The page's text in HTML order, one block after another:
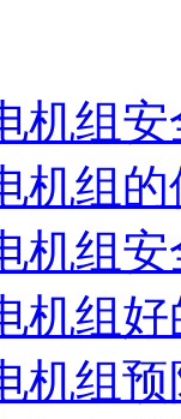
机组
机组
机组
机组
机组